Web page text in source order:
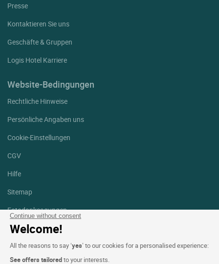
Continue without consent
Welcome!
All the reasons to say ‘yes’ to our cookies for a personalised experience:
See offers tailoredto your interests.
Presse
Kontaktieren Sie uns
Geschäfte & Gruppen
Logis Hotel Karriere
Website-Bedingungen
Rechtliche Hinweise
Persönliche Angaben uns
Cookie-Einstellungen
CGV
Hilfe
Sitemap
Fotodanksagungen
Folgen Sie uns
Facebook